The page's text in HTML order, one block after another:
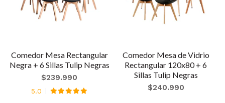
Comedor Mesa Rectangular
Negra + 6 Sillas Tulip Negras
$239.990
5.0
Comedor Mesa de Vidrio
Rectangular 120x80 + 6
Sillas Tulip Negras
$240.990